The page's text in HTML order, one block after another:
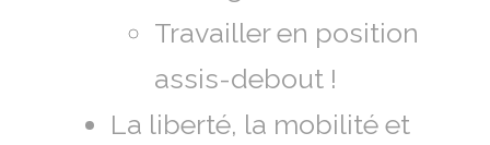
Travailler en position
assis-debout !
La liberté, la mobilité et